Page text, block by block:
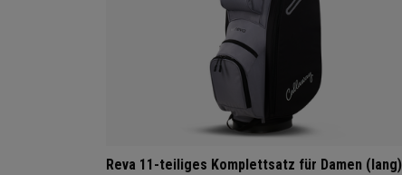
Reva 11-teiliges Komplettsatz für Damen (lang)